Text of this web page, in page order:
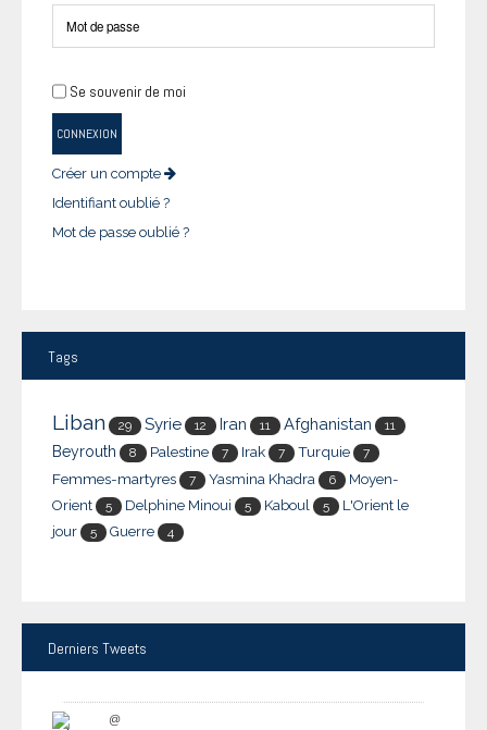
Se souvenir de moi
CONNEXION
Créer un compte
Identifiant oublié ?
Mot de passe oublié ?
Tags
Liban 29 Syrie 12 Iran 11 Afghanistan 11
Beyrouth 8 Palestine 7 Irak 7 Turquie 7
Femmes-martyres 7 Yasmina Khadra 6
Moyen-
Orient
5 Delphine Minoui 5 Kaboul 5
L'Orient le
jour
5 Guerre 4
Derniers Tweets
@